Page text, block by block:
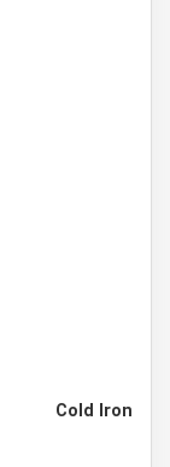
Cold Iron